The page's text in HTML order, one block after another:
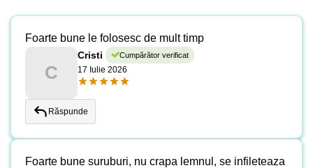
C
Cristi Cumpărător verificat
17 Iulie 2026
Foarte bune le folosesc de mult timp
Răspunde
Foarte bune suruburi, nu crapa lemnul, se infileteaza